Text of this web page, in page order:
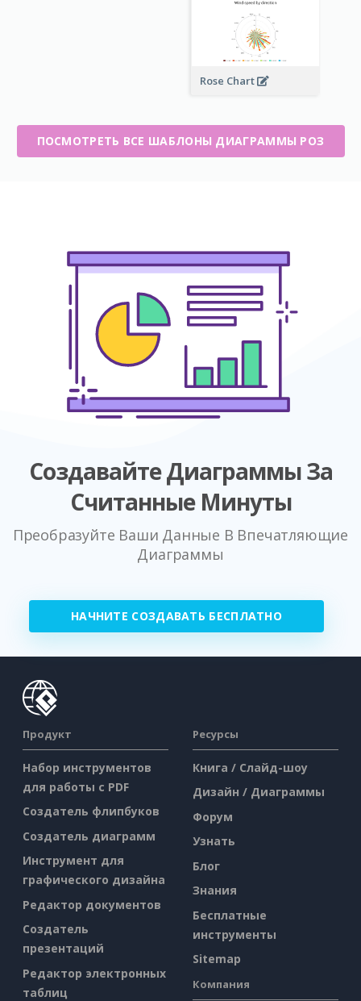
Rose Chart
ПОСМОТРЕТЬ ВСЕ ШАБЛОНЫ ДИАГРАММЫ РОЗ
Создавайте Диаграммы За
Считанные Минуты
Преобразуйте Ваши Данные В Впечатляющие
Диаграммы
НАЧНИТЕ СОЗДАВАТЬ БЕСПЛАТНО
Продукт
Набор инструментов
для работы с PDF
Создатель флипбуков
Создатель диаграмм
Инструмент для
графического дизайна
Редактор документов
Создатель
презентаций
Редактор электронных
таблиц
Ресурсы
Книга / Слайд-шоу
Дизайн / Диаграммы
Форум
Узнать
Блог
Знания
Бесплатные
инструменты
Sitemap
Компания